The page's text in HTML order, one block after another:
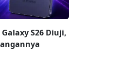
S26 Diuji,